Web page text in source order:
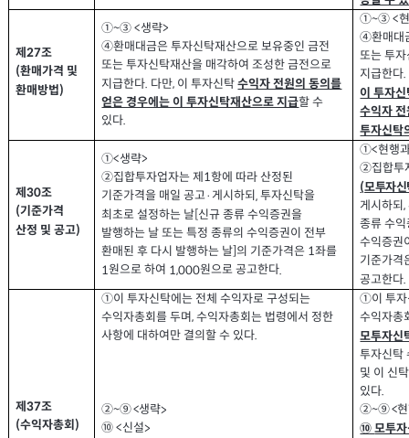
제27조
(환매가격 및
환매방법)
①~③<생략>
④환매대금은 투자신탁재산으로 보유중인 금전
또는 투자신탁재산을 매각하여 조성한 금전으로
지급한다. 다만, 이 투자신탁수익자 전원의 동의를
얻은 경우에는 이 투자신탁재산으로 지급할 수
있다.
①~③<
④환매대
또는 투
지급한다.
이 투자
수익자
투자신탁
제30조
(기준가격
산정 및 공고)
①<생략>
②집합투자업자는 제 1항에 따라 산정된
기준가격을 매일 공고· 게시하되,투자신탁을
최초로 설정하는 날 신규 종류 수익증권을
발행하는 날 또는 특정 종류의 수익증권이 전부
환매된 후 다시 발행하는 날]의 기준가격은 1좌를
1원으로 하여 1,000원으로 공고한다.
①<현행
②집합투
(모투자
게시하되,
종류 수
수익증권
기준가격
공고한다.
제37조
(수익자총회 )
①이 투자신탁에는 전체 수익자로 구성되는
수익자총회를 두며,수익자총회는 법령에서 정한
사항에 대하여만 결의할 수 있다.
②~⑨ <생략>
⑩ <신설>
①이 투
수익자총
모투자신
투자신탁
및 이 신
있다.
②~⑨ <
⑩모투